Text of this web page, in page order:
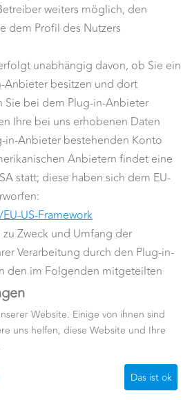
weiters möglich, den
dem Profil des Nutzers
unabhängig davon, ob Sie ein
besitzen und dort
bei dem Plug-in-Anbieter
Ihre bei uns erhobenen Daten
in-Anbieter bestehenden Konto
Anbietern findet eine
statt; diese haben sich dem EU-
US-Framework
Zweck und Umfang der
Verarbeitung durch den Plug-in-
den im Folgenden mitgeteilten
dieser Anbieter. Dort erhalten Sie
zu Ihren diesbezüglichen
zum Schutze Ihrer
finden Sie auf den jeweiligen
Website. Einige von ihnen sind
uns helfen, diese Website und Ihre
Das ist ok